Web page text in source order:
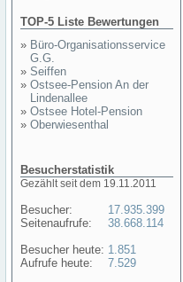
TOP-5 Liste Bewertungen
» Büro-Organisationsservice
G.G.
» Seiffen
» Ostsee-Pension An der
Lindenallee
» Ostsee Hotel-Pension
» Oberwiesenthal
Besucherstatistik
Gezählt seit dem 19.11.2011
Besucher:
Seitenaufrufe:
Besucher heute:
Aufrufe heute:
17.935.399
38.668.114
1.851
7.529